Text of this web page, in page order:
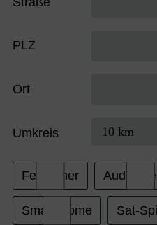
PLZ
Ort
Umkreis
Fernseher Audio-
Smart Home Sat-